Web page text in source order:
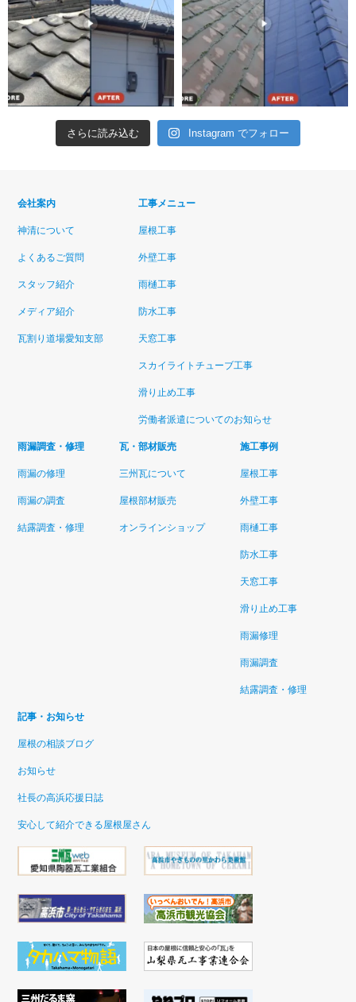
さらに読み込む Instagram でフォロー
会社案内
神清について
よくあるご質問
スタッフ紹介
メディア紹介
瓦割り道場愛知支部
工事メニュー
屋根工事
外壁工事
雨樋工事
防水工事
天窓工事
スカイライトチューブ工事
滑り止め工事
労働者派遣についてのお知らせ
雨漏調査・修理
雨漏の修理
雨漏の調査
結露調査・修理
瓦・部材販売
三州瓦について
屋根部材販売
オンラインショップ
施工事例
屋根工事
外壁工事
雨樋工事
防水工事
天窓工事
滑り止め工事
雨漏修理
雨漏調査
結露調査・修理
記事・お知らせ
屋根の相談ブログ
お知らせ
社長の高浜応援日誌
安心して紹介できる屋根屋さん